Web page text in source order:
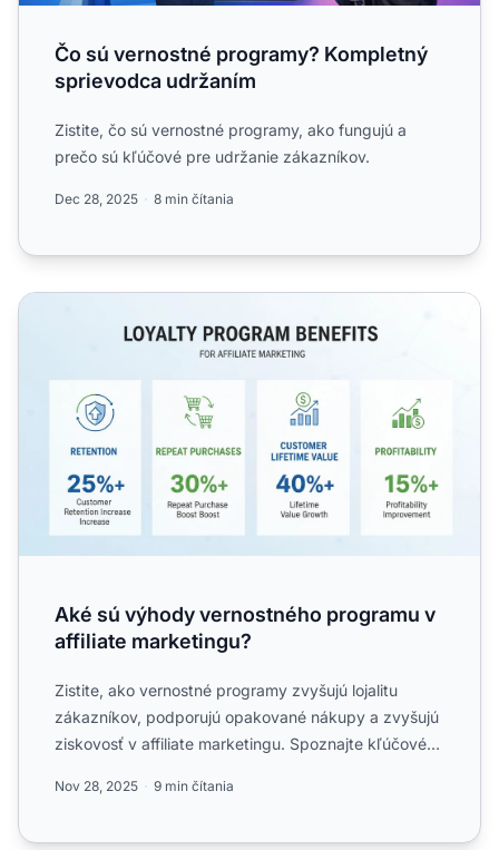
Čo sú vernostné programy? Kompletný
sprievodca udržaním
Zistite, čo sú vernostné programy, ako fungujú a
prečo sú kľúčové pre udržanie zákazníkov.
Dec 28, 2025 8 min čítania
Aké sú výhody vernostného programu v affiliate
Aké sú výhody vernostného programu v
affiliate marketingu?
Zistite, ako vernostné programy zvyšujú lojalitu
zákazníkov, podporujú opakované nákupy a zvyšujú
ziskovosť v affiliate marketingu. Spoznajte kľúčové
Nov 28, 2025 9 min čítania